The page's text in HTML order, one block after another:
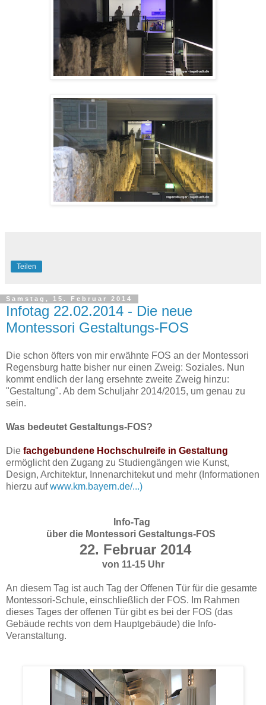
Teilen
Samstag, 15. Februar 2014
Infotag 22.02.2014 - Die neue
Montessori Gestaltungs-FOS
Die schon öfters von mir erwähnte FOS an der Montessori
Regensburg hatte bisher nur einen Zweig: Soziales. Nun
kommt endlich der lang ersehnte zweite Zweig hinzu:
"Gestaltung". Ab dem Schuljahr 2014/2015, um genau zu
sein.
Was bedeutet Gestaltungs-FOS?
Die fachgebundene Hochschulreife in Gestaltung
ermöglicht den Zugang zu Studiengängen wie Kunst,
Design, Architektur, Innenarchitekut und mehr (Informationen
hierzu aufwww.km.bayern.de/...)
Info-Tag
über die Montessori Gestaltungs-FOS
22. Februar 2014
von 11-15 Uhr
An diesem Tag ist auch Tag der Offenen Tür für die gesamte
Montessori-Schule, einschließlich der FOS. Im Rahmen
dieses Tages der offenen Tür gibt es bei der FOS (das
Gebäude rechts von dem Hauptgebäude) die Info-
Veranstaltung.